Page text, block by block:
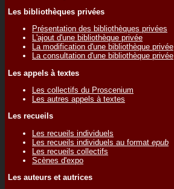
Les bibliothèques privées
Présentation des bibliothèques privées
L'ajout d'une bibliothèque privée
La modification d'une bibliothèque privée
La consultation d'une bibliothèque privée
Les appels à textes
Les collectifs du Proscenium
Les autres appels à textes
Les recueils
Les recueils individuels
Les recueils individuels au format epub
Les recueils collectifs
Scènes d'expo
Les auteurs et autrices